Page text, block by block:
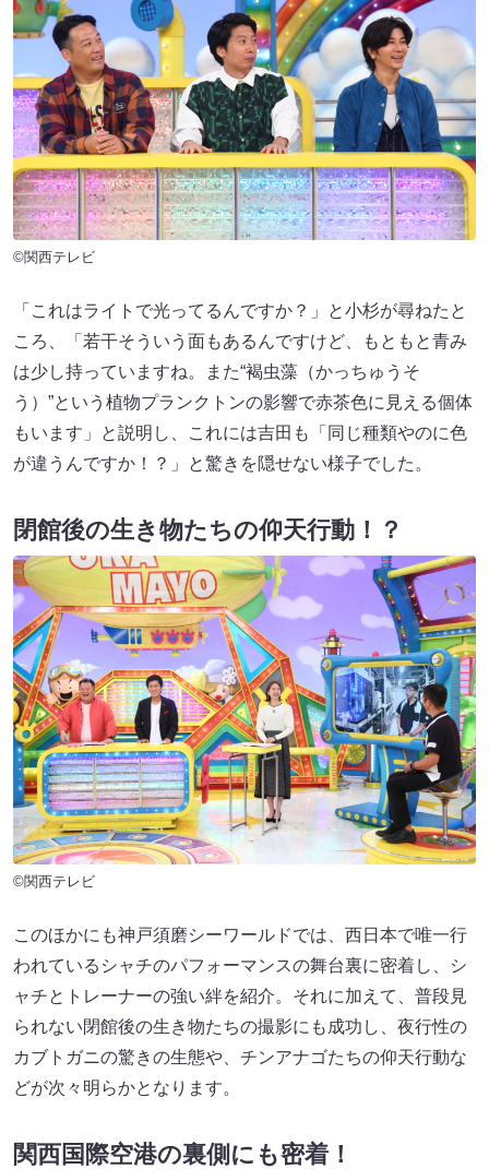
©関西テレビ
「これはライトで光ってるんですか？」と小杉が尋ねたと
ころ、「若干そういう面もあるんですけど、もともと青み
は少し持っていますね。また“褐虫藻（かっちゅうそ
う）”という植物プランクトンの影響で赤茶色に見える個体
もいます」と説明し、これには吉田も「同じ種類やのに色
が違うんですか！？」と驚きを隠せない様子でした。
閉館後の生き物たちの仰天行動！？
©関西テレビ
このほかにも神戸須磨シーワールドでは、西日本で唯一行
われているシャチのパフォーマンスの舞台裏に密着し、シ
ャチとトレーナーの強い絆を紹介。それに加えて、普段見
られない閉館後の生き物たちの撮影にも成功し、夜行性の
カブトガニの驚きの生態や、チンアナゴたちの仰天行動な
どが次々明らかとなります。
関西国際空港の裏側にも密着！